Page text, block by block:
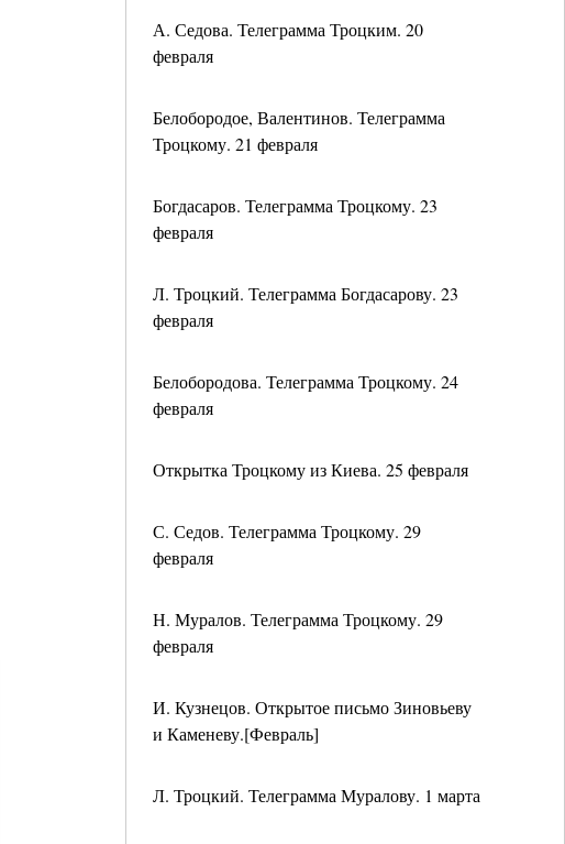
А. Седова. Телеграмма Троцким. 20
февраля
Белобородое, Валентинов. Телеграмма
Троцкому. 21 февраля
Богдасаров. Телеграмма Троцкому. 23
февраля
Л. Троцкий. Телеграмма Богдасарову. 23
февраля
Белобородова. Телеграмма Троцкому. 24
февраля
Открытка Троцкому из Киева. 25 февраля
С. Седов. Телеграмма Троцкому. 29
февраля
Н. Муралов. Телеграмма Троцкому. 29
февраля
И. Кузнецов. Открытое письмо Зиновьеву
и Каменеву.[Февраль]
Л. Троцкий. Телеграмма Муралову. 1 марта